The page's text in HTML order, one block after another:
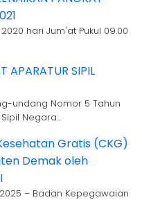
hari Jum'at Pukul 09.00
APARATUR SIPIL
undang Nomor 5 Tahun
Negara…
Gratis (CKG)
Demak oleh
– Badan Kepegawaian